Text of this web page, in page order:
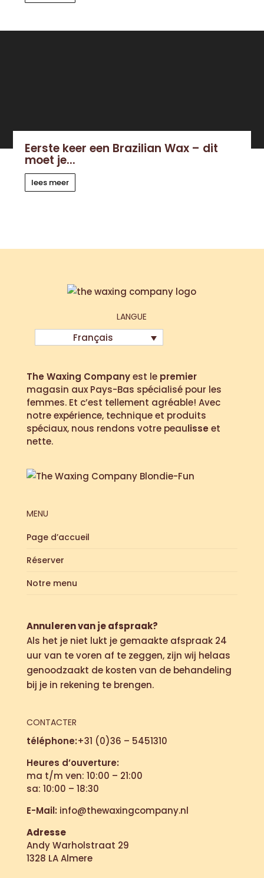
Eerste keer een Brazilian Wax – dit
moet je...
lees meer
LANGUE
Français
The Waxing Companyest le premier
magasin aux Pays-Bas spécialisé pour les
femmes. Et c’est tellement agréable! Avec
notre expérience, technique et produits
spéciaux, nous rendons votre peaulisse et
nette.
MENU
Page d’accueil
Réserver
Notre menu
Annuleren van je afspraak?
Als het je niet lukt je gemaakte afspraak 24
uur van te voren af te zeggen, zijn wij helaas
genoodzaakt de kosten van de behandeling
bij je in rekening te brengen.
CONTACTER
téléphone:+31 (0)36 – 5451310
Heures d’ouverture:
ma t/m ven: 10:00 – 21:00
sa: 10:00 – 18:30
E-Mail: info@thewaxingcompany.nl
Adresse
Andy Warholstraat 29
1328 LA Almere